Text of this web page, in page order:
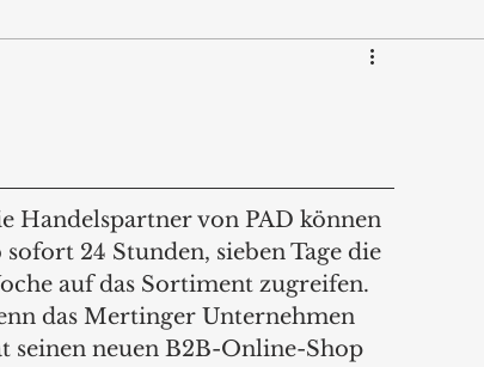
Handelspartner von PAD können
sofort 24 Stunden, sieben Tage die
auf das Sortiment zugreifen.
das Mertinger Unternehmen
seinen neuen B2B-Online-Shop